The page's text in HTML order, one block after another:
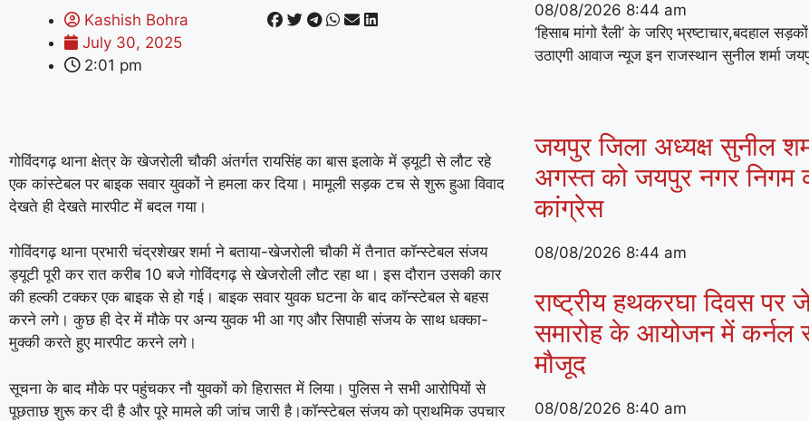
Kashish Bohra
July 30, 2025
2:01 pm
गोविंदगढ़ थाना क्षेत्र के खेजरोली चौकी अंतर्गत रायसिंह का बास इलाके में ड्यूटी से लौट रहे
एक कांस्टेबल पर बाइक सवार युवकों ने हमला कर दिया। मामूली सड़क टच से शुरू हुआ विवाद
देखते ही देखते मारपीट में बदल गया।
गोविंदगढ़ थाना प्रभारी चंद्रशेखर शर्मा ने बताया-खेजरोली चौकी में तैनात कॉन्स्टेबल संजय
ड्यूटी पूरी कर रात करीब 10 बजे गोविंदगढ़ से खेजरोली लौट रहा था। इस दौरान उसकी कार
की हल्की टक्कर एक बाइक से हो गई। बाइक सवार युवक घटना के बाद कॉन्स्टेबल से बहस
करने लगे। कुछ ही देर में मौके पर अन्य युवक भी आ गए और सिपाही संजय के साथ धक्का-
मुक्की करते हुए मारपीट करने लगे।
सूचना के बाद मौके पर पहुंचकर नौ युवकों को हिरासत में लिया। पुलिस ने सभी आरोपियों से
पूछताछ शुरू कर दी है और पूरे मामले की जांच जारी है।कॉन्स्टेबल संजय को प्राथमिक उपचार
08/08/2026 8:44 am
‘हिसाब मांगो रैली’ के जरिए भ्रष्टाचार,बदहाल
उठाएगी आवाज न्यूज इन राजस्थान सुनील शर्मा
जयपुर जिला अध्यक्ष सुनील
अगस्त को जयपुर नगर निगम
कांग्रेस
08/08/2026 8:44 am
राष्ट्रीय हथकरघा दिवस पर
समारोह के आयोजन में कर्नल
मौजूद
08/08/2026 8:40 am